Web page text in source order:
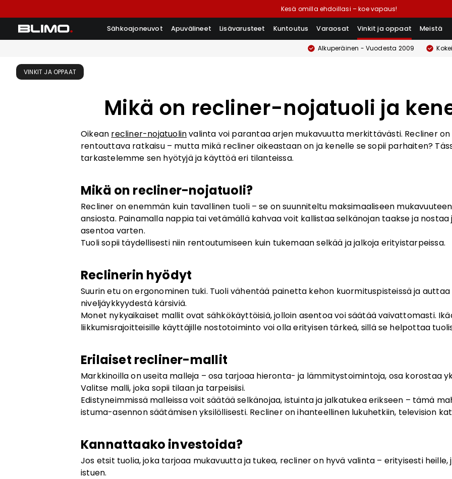
Kesä omilla ehdoillasi – koe vapaus!
Sähkoajoneuvot Apuvälineet Lisävarusteet Kuntoutus Varaosat Vinkit ja oppaat Meistä
Alkuperäinen - Vuodesta 2009
VINKIT JA OPPAAT
Mikä on recliner-nojatuoli ja
Oikean recliner-nojatuolinvalinta voi parantaa arjen mukavuutta merkittävästi. Recliner
rentouttava ratkaisu – mutta mikä recliner oikeastaan on ja kenelle se sopii parhaiten?
tarkastelemme sen hyötyjä ja käyttöä eri tilanteissa.
Mikä on recliner-nojatuoli?
Recliner on enemmän kuin tavallinen tuoli – se on suunniteltu maksimaaliseen
ansiosta. Painamalla nappia tai vetämällä kahvaa voit kallistaa selkänojan taakse ja
asentoa varten.
Tuoli sopii täydellisesti niin rentoutumiseen kuin tukemaan selkää ja jalkoja erityistarpeissa.
Reclinerin hyödyt
Suurin etu on ergonominen tuki. Tuoli vähentää painetta kehon kuormituspisteissä ja
niveljäykkyydestä kärsiviä.
Monet nykyaikaiset mallit ovat sähkökäyttöisiä, jolloin asentoa voi säätää vaivattomasti.
liikkumisrajoitteisille käyttäjille nostotoiminto voi olla erityisen tärkeä, sillä se helpottaa
Erilaiset recliner-mallit
Markkinoilla on useita malleja – osa tarjoaa hieronta- ja lämmitystoimintoja, osa korostaa
Valitse malli, joka sopii tilaan ja tarpeisiisi.
Edistyneimmissä malleissa voit säätää selkänojaa, istuinta ja jalkatukea erikseen – tämä
istuma-asennon säätämisen yksilöllisesti. Recliner on ihanteellinen lukuhetkiin, television
Kannattaako investoida?
Jos etsit tuolia, joka tarjoaa mukavuutta ja tukea, recliner on hyvä valinta – erityisesti
istuen.